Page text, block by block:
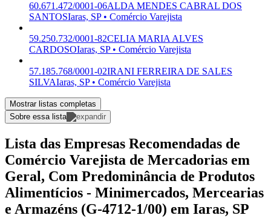
60.671.472/0001-06ALDA MENDES CABRAL DOS
SANTOSIaras, SP • Comércio Varejista
59.250.732/0001-82CELIA MARIA ALVES
CARDOSOIaras, SP • Comércio Varejista
57.185.768/0001-02IRANI FERREIRA DE SALES
SILVAIaras, SP • Comércio Varejista
Mostrar listas completas
Sobre essa lista
Lista das Empresas Recomendadas de
Comércio Varejista de Mercadorias em
Geral, Com Predominância de Produtos
Alimentícios - Minimercados, Mercearias
e Armazéns (G-4712-1/00) em Iaras, SP